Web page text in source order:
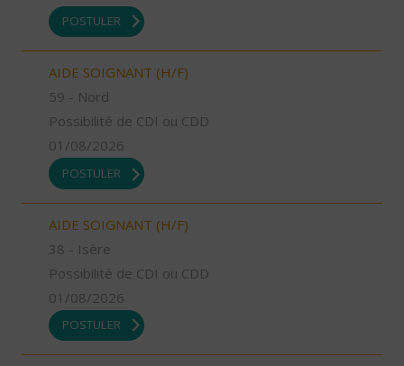
POSTULER
AIDE SOIGNANT (H/F)
59 - Nord
Possibilité de CDI ou CDD
01/08/2026
POSTULER
AIDE SOIGNANT (H/F)
38 - Isère
Possibilité de CDI ou CDD
01/08/2026
POSTULER